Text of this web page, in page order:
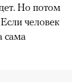
Но потом
человек
сама